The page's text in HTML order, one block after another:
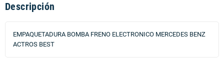
Descripción
EMPAQUETADURA BOMBA FRENO ELECTRONICO MERCEDES BENZ
ACTROS BEST